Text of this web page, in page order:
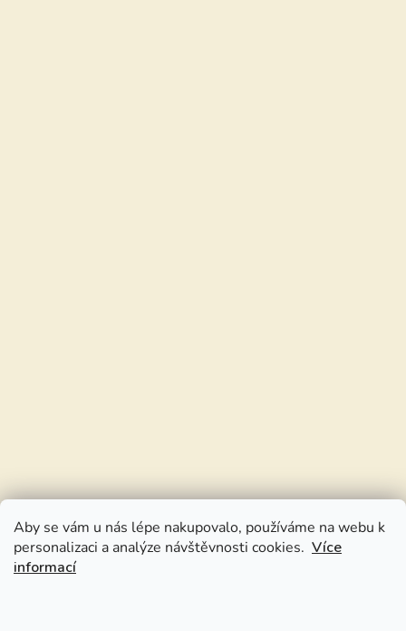
Aby se vám u nás lépe nakupovalo, používáme na webu k
personalizaci a analýze návštěvnosti cookies. Více
informací